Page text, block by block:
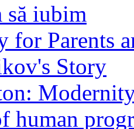
să iubim
for Parents
Story
human